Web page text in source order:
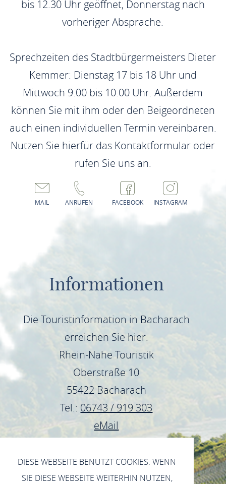
bis 12.30 Uhr geöffnet, Donnerstag nach
vorheriger Absprache.
Sprechzeiten des Stadtbürgermeisters Dieter
Kemmer: Dienstag 17 bis 18 Uhr und
Mittwoch 9.00 bis 10.00 Uhr. Außerdem
können Sie mit ihm oder den Beigeordneten
auch einen individuellen Termin vereinbaren.
Nutzen Sie hierfür das Kontaktformular oder
rufen Sie uns an.
MAIL ANRUFEN FACEBOOK INSTAGRAM
Informationen
Die Touristinformation in Bacharach
erreichen Sie hier:
Rhein-Nahe Touristik
Oberstraße 10
55422 Bacharach
Tel.: 06743 / 919 303
eMail
DIESE WEBSEITE BENUTZT COOKIES. WENN
SIE DIESE WEBSEITE WEITERHIN NUTZEN,